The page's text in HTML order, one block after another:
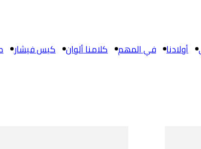
أولادنا في المهم كلامنا ألوان كيس فيشار